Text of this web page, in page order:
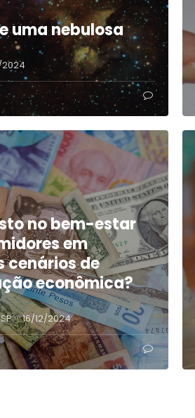
uma nebulosa
2024
no bem-estar
em
cenários de
econômica?
· 16/12/2024